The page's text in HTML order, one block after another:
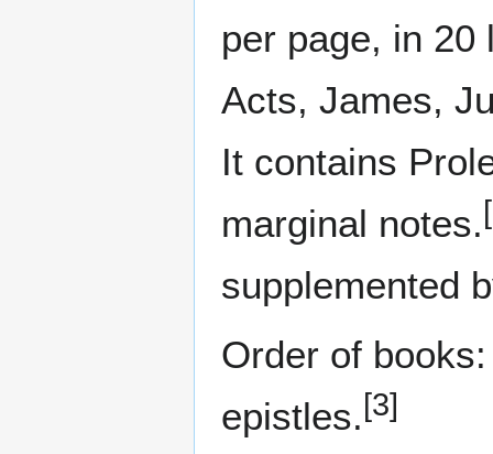
per page, in 20
Acts, James,
It contains
marginal notes.
supplemented
Order of
epistles. [3]